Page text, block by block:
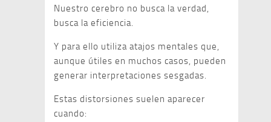
Nuestro cerebro no busca la verdad,
busca la eficiencia.
Y para ello utiliza atajos mentales que,
aunque útiles en muchos casos, pueden
generar interpretaciones sesgadas.
Estas distorsiones suelen aparecer
cuando: